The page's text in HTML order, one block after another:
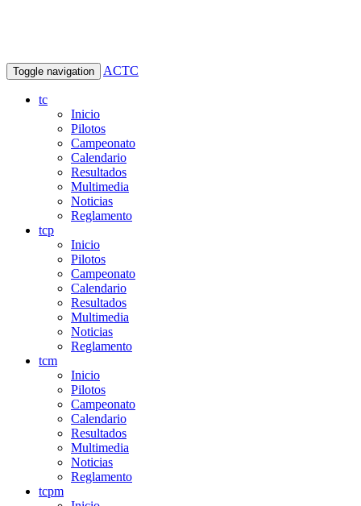
Toggle navigation ACTC
tc
Inicio
Pilotos
Campeonato
Calendario
Resultados
Multimedia
Noticias
Reglamento
tcp
Inicio
Pilotos
Campeonato
Calendario
Resultados
Multimedia
Noticias
Reglamento
tcm
Inicio
Pilotos
Campeonato
Calendario
Resultados
Multimedia
Noticias
Reglamento
tcpm